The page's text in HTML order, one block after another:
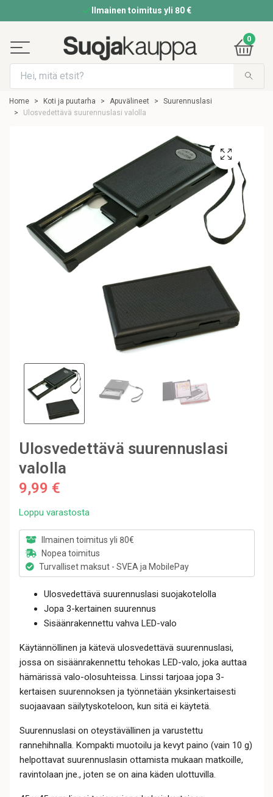
Ilmainen toimitus yli 80 €
0
Home Koti ja puutarha Apuvälineet
Suurennuslasi
Ulosvedettävä suurennuslasi valolla
Ulosvedettävä suurennuslasi
valolla
9,99 €
Loppu varastosta
Ilmainen toimitus yli 80€
Nopea toimitus
Turvalliset maksut - SVEA ja MobilePay
Ulosvedettävä suurennuslasi suojakotelolla
Jopa 3-kertainen suurennus
Sisäänrakennettu vahva LED-valo
Käytännöllinen ja kätevä ulosvedettävä suurennuslasi,
jossa on sisäänrakennettu tehokas LED-valo, joka auttaa
hämärissä valo-olosuhteissa. Linssi tarjoaa jopa 3-
kertaisen suurennoksen ja työnnetään yksinkertaisesti
suojaavaan säilytyskoteloon, kun sitä ei käytetä.
Suurennuslasi on oteystävällinen ja varustettu
rannehihnalla. Kompakti muotoilu ja kevyt paino (vain 10 g)
helpottavat suurennuslasin ottamista mukaan matkoille,
ravintolaan jne., joten se on aina käden ulottuvilla.